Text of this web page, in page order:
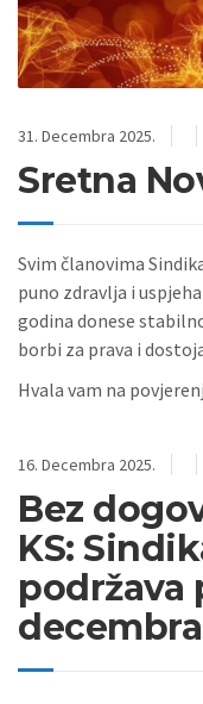
31. Decembra 2025.
Sretna
Svim članovima
puno zdravlja i
godina donese
borbi za prava i
Hvala vam na
16. Decembra 2025.
Bez
KS:
podržava
decembra